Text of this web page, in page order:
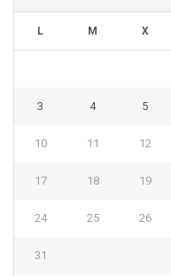
L M X
3 4 5
10 11 12
17 18 19
24 25 26
31